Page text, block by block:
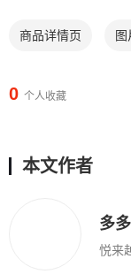
商品详情页
0 个人收藏
本文作者
多多
悦来